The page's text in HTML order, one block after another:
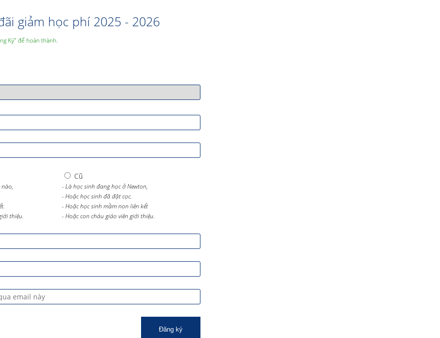
giảm học phí 2025 - 2026
Ký” để hoàn thành.
thiệu.
Cũ
- Là học sinh đang học ở Newton,
- Hoặc học sinh đã đặt cọc.
- Hoặc học sinh mầm non liên kết
- Hoặc con cháu giáo viên giới thiệu.
Đăng ký